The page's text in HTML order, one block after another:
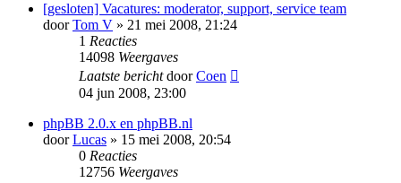
[gesloten] Vacatures: moderator, support, service team
doorTom V » 21 mei 2008, 21:24
1 Reacties
14098 Weergaves
Laatste berichtdoorCoen
04 jun 2008, 23:00
phpBB 2.0.x en phpBB.nl
doorLucas » 15 mei 2008, 20:54
0 Reacties
12756 Weergaves